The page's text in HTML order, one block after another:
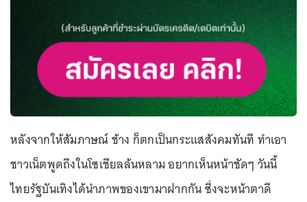
หลังจากให้สัมภาษณ์ ช้าง ก็ตกเป็นกระแสสังคมทันที ทำเอา
ชาวเน็ตพูดถึงในโซเชียลล้นหลาม อยากเห็นหน้าชัดๆ วันนี้
ไทยรัฐบันเทิงได้นำภาพของเขามาฝากกัน ซึ่งจะหน้าตาดี